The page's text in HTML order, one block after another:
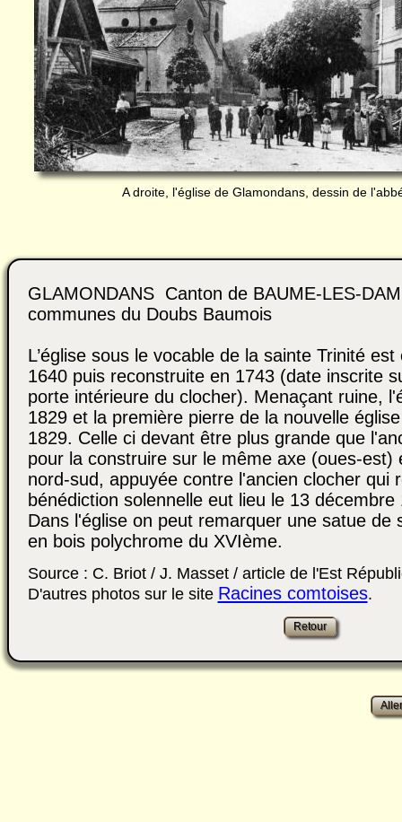
A droite, l'église de Glamondans, dessin de
GLAMONDANS Canton de BAUME-LES-
communes du Doubs Baumois
L’église sous le vocable de la sainte Trinité
1640 puis reconstruite en 1743 (date inscrite
porte intérieure du clocher). Menaçant ruine,
1829 et la première pierre de la nouvelle
1829. Celle ci devant être plus grande que
pour la construire sur le même axe (oues-est)
nord-sud, appuyée contre l'ancien clocher qui
bénédiction solennelle eut lieu le 13 décembre
Dans l'église on peut remarquer une satue de
en bois polychrome du XVIème.
Source : C. Briot / J. Masset / article de l'Est
D'autres photos sur le site Racines comtoises.